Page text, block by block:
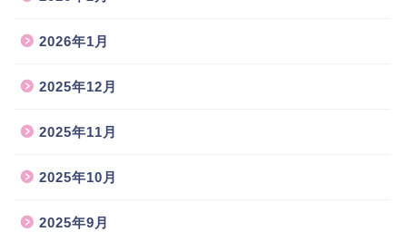
2026年1月
2025年12月
2025年11月
2025年10月
2025年9月